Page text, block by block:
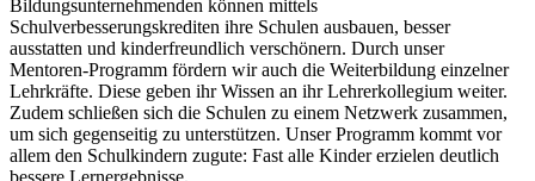
Bildungsunternehmenden können mittels
Schulverbesserungskrediten ihre Schulen ausbauen, besser
ausstatten und kinderfreundlich verschönern. Durch unser
Mentoren-Programm fördern wir auch die Weiterbildung einzelner
Lehrkräfte. Diese geben ihr Wissen an ihr Lehrerkollegium weiter.
Zudem schließen sich die Schulen zu einem Netzwerk zusammen,
um sich gegenseitig zu unterstützen. Unser Programm kommt vor
allem den Schulkindern zugute: Fast alle Kinder erzielen deutlich